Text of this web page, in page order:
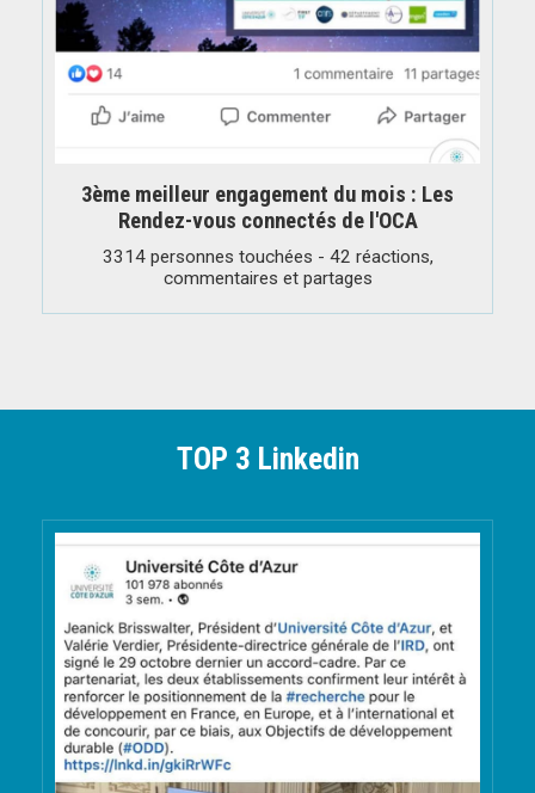
3ème meilleur engagement du mois : Les
Rendez-vous connectés de l'OCA
3314 personnes touchées - 42 réactions,
commentaires et partages
TOP 3 Linkedin